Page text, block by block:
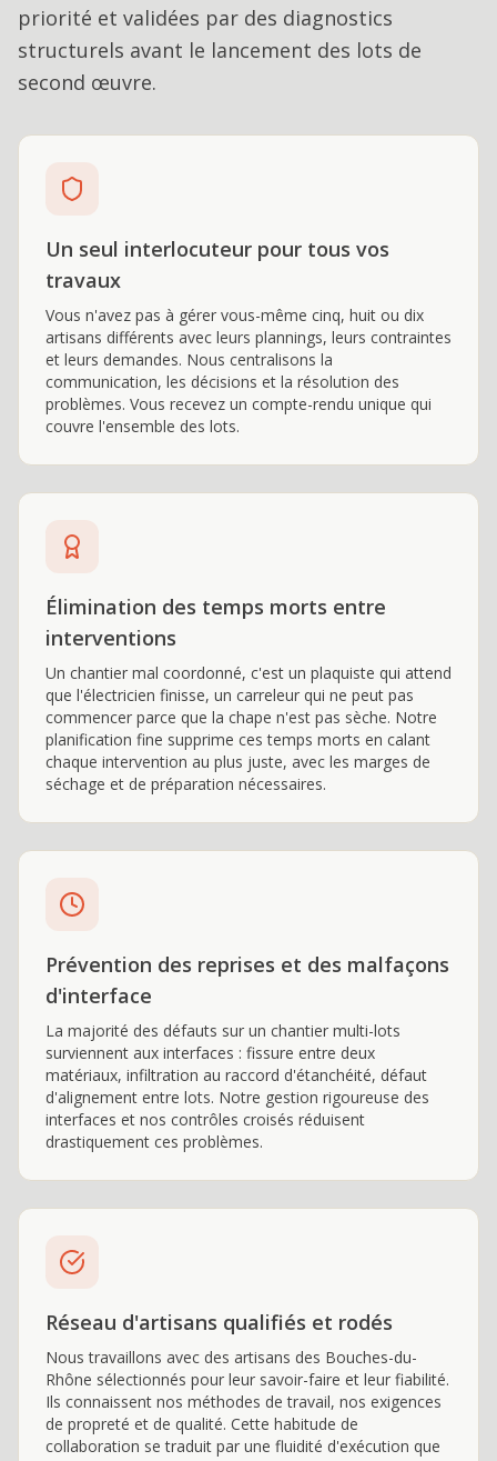
priorité et validées par des diagnostics
structurels avant le lancement des lots de
second œuvre.
Un seul interlocuteur pour tous vos
travaux
Vous n'avez pas à gérer vous-même cinq, huit ou dix
artisans différents avec leurs plannings, leurs contraintes
et leurs demandes. Nous centralisons la
communication, les décisions et la résolution des
problèmes. Vous recevez un compte-rendu unique qui
couvre l'ensemble des lots.
Élimination des temps morts entre
interventions
Un chantier mal coordonné, c'est un plaquiste qui attend
que l'électricien finisse, un carreleur qui ne peut pas
commencer parce que la chape n'est pas sèche. Notre
planification fine supprime ces temps morts en calant
chaque intervention au plus juste, avec les marges de
séchage et de préparation nécessaires.
Prévention des reprises et des malfaçons
d'interface
La majorité des défauts sur un chantier multi-lots
surviennent aux interfaces : fissure entre deux
matériaux, infiltration au raccord d'étanchéité, défaut
d'alignement entre lots. Notre gestion rigoureuse des
interfaces et nos contrôles croisés réduisent
drastiquement ces problèmes.
Réseau d'artisans qualifiés et rodés
Nous travaillons avec des artisans des Bouches-du-
Rhône sélectionnés pour leur savoir-faire et leur fiabilité.
Ils connaissent nos méthodes de travail, nos exigences
de propreté et de qualité. Cette habitude de
collaboration se traduit par une fluidité d'exécution que